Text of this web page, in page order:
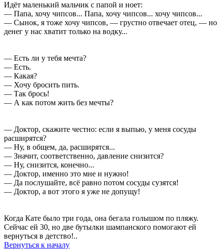
Идёт маленький мальчик с папой и ноет:
— Папа, хочу чипсов... Папа, хочу чипсов... хочу чипсов...
— Сынок, я тоже хочу чипсов, — грустно отвечает отец, — но
денег у нас хватит только на водку...
— Есть ли у тебя мечта?
— Есть.
— Какая?
— Хочу бросить пить.
— Так брось!
— А как потом жить без мечты?
— Доктор, скажите честно: если я выпью, у меня сосуды
расширятся?
— Ну, в общем, да, расширятся...
— Значит, соответственно, давление снизится?
— Ну, снизится, конечно...
— Доктор, именно это мне и нужно!
— Да послушайте, всё равно потом сосуды сузятся!
— Доктор, а вот этого я уже не допущу!
Когда Кате было три года, она бегала голышом по пляжу.
Сейчас ей 30, но две бутылки шампанского помогают ей
вернуться в детство!..
Вернуться к началу